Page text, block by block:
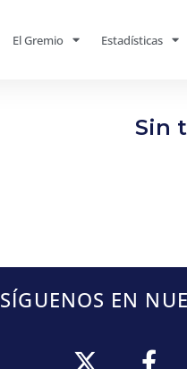
El Gremio Estadísticas
Sin
SÍGUENOS EN